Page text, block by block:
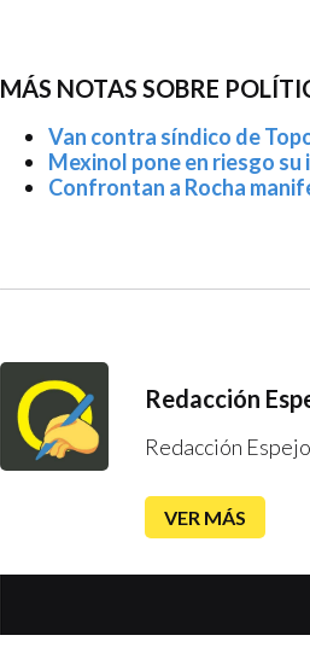
MÁS NOTAS SOBRE
Van contra síndico de
Mexinol pone en riesgo
Confrontan a Rocha
Redacción
Redacción Espejo
VER MÁS